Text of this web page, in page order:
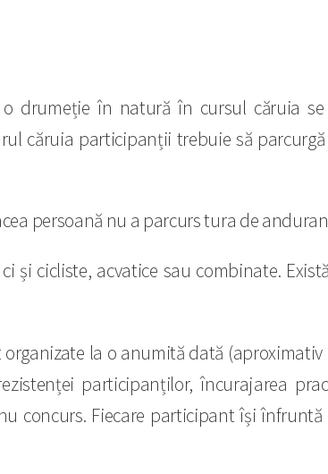
drumeție în natură în cursul căruia
căruia participanții trebuie să
persoană nu a parcurs tura de
cicliste, acvatice sau combinate.
la o anumită dată (aproximativ
participanților, încurajarea
concurs. Fiecare participant își